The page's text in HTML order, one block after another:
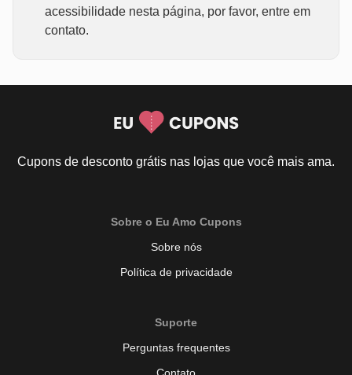
acessibilidade nesta página, por favor, entre em
contato.
Cupons de desconto grátis nas lojas que você mais ama.
Sobre o Eu Amo Cupons
Sobre nós
Política de privacidade
Suporte
Perguntas frequentes